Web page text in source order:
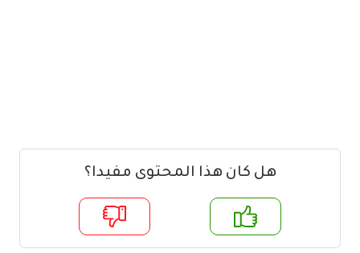
هل كان هذا المحتوى مفيدا؟
لا